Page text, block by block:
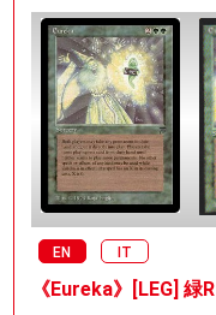
EN IT
《Eureka》[LEG] 緑R